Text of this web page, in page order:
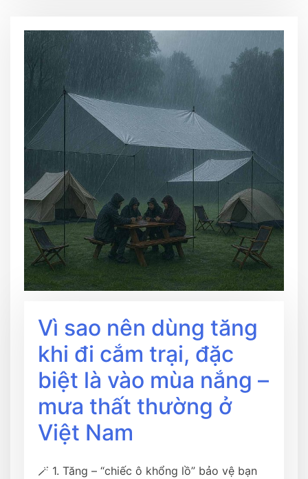
Vì sao nên dùng tăng
khi đi cắm trại, đặc
biệt là vào mùa nắng –
mưa thất thường ở
Việt Nam
🪄 1. Tăng – “chiếc ô khổng lồ” bảo vệ bạn